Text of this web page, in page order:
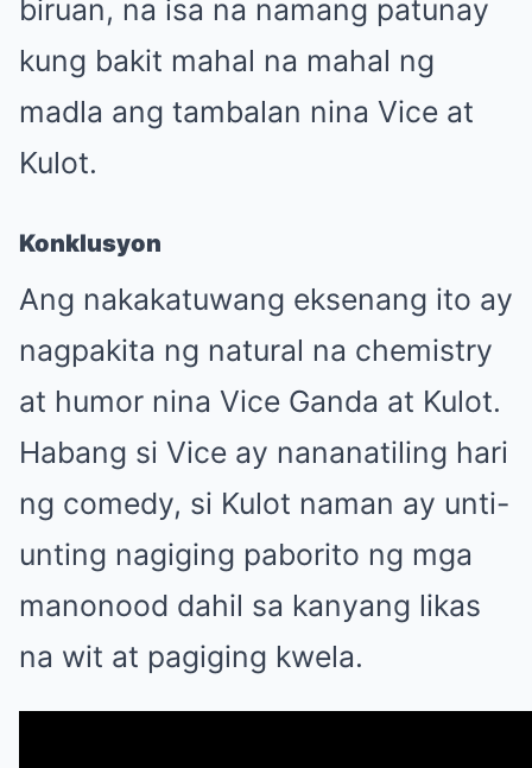
biruan, na isa na namang patunay
kung bakit mahal na mahal ng
madla ang tambalan nina Vice at
Kulot.
Konklusyon
Ang nakakatuwang eksenang ito ay
nagpakita ng natural na chemistry
at humor nina Vice Ganda at Kulot.
Habang si Vice ay nananatiling hari
ng comedy, si Kulot naman ay unti-
unting nagiging paborito ng mga
manonood dahil sa kanyang likas
na wit at pagiging kwela.